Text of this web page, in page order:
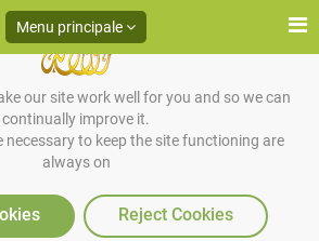
our site work well for you and so we can
continually improve it.
necessary to keep the site functioning are
always on
Reject Cookies
Menu principale
essere paziente?